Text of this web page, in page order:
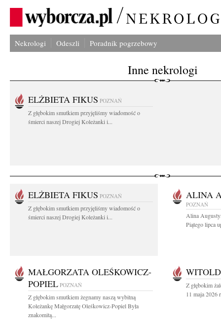
Nekrologi Odeszli Poradnik pogrzebowy
Inne nekrologi
ELŻBIETA FIKUS POZNAŃ
Z głębokim smutkiem przyjęliśmy wiadomość o
śmierci naszej Drogiej Koleżanki i...
ELŻBIETA FIKUS POZNAŃ
Z głębokim smutkiem przyjęliśmy wiadomość o
śmierci naszej Drogiej Koleżanki i...
ALINA
POZNAŃ
Alina
Piątego lipca
MAŁGORZATA OLEŚKOWICZ-
POPIEL POZNAŃ
Z głębokim smutkiem żegnamy naszą wybitną
Koleżankę Małgorzatę Oleśkowicz-Popiel Była
znakomitą...
Z głębokim
11 maja 2026